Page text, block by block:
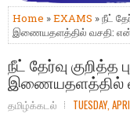
Home »EXAMS » நீட்
இணையதளத்தில் வசதி:
நீட் தேர்வு
இணையதளத்தில்
தமிழ்க்கடல் TUESDAY,